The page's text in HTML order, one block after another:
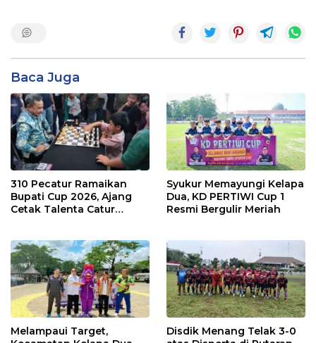
Baca Juga
310 Pecatur Ramaikan
Bupati Cup 2026, Ajang
Cetak Talenta Catur
Syukur Memayungi Kelapa
Dua, KD PERTIWI Cup 1
Resmi Bergulir Meriah
Melampaui Target,
Disdik Menang Telak 3-0